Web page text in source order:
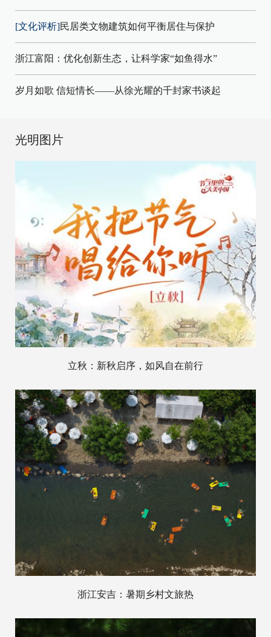
[文化评析]民居类文物建筑如何平衡居住与保护
浙江富阳：优化创新生态，让科学家“如鱼得水”
岁月如歌 信短情长——从徐光耀的千封家书谈起
光明图片
立秋：新秋启序，如风自在前行
浙江安吉：暑期乡村文旅热